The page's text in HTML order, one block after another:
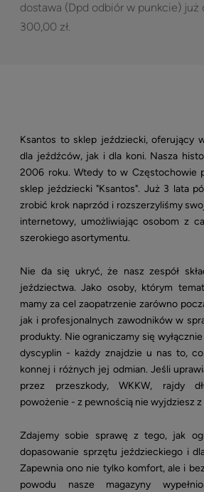
dostawa (Dpd odbiór w punkcie) już
300,00 zł.
Ksantos to sklep jeździecki, oferujący
dla jeźdźców, jak i dla koni. Nasza
2006 roku. Wtedy to w Częstochowie
sklep jeździecki "Ksantos". Już 3 lata
zrobić krok naprzód i rozszerzyliśmy
internetowy, umożliwiając osobom z
szerokiego asortymentu.
Nie da się ukryć, że nasz zespół
jeździectwa. Jako osoby, którym
mamy za cel zaopatrzenie zarówno
jak i profesjonalnych zawodników w
produkty. Nie ograniczamy się
dyscyplin - każdy znajdzie u nas to,
konnej i różnych jej odmian. Jeśli
przez przeszkody, WKKW, rajdy
powożenie - z pewnością nie wyjdziesz
Zdajemy sobie sprawę z tego, jak
dopasowanie sprzętu jeździeckiego i
Zapewnia ono nie tylko komfort, ale i
powodu nasze magazyny